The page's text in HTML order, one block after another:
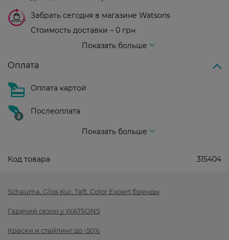
Забрать сегодня в магазине Watsons
Стоимость доставки – 0 грн
Показать больше
Оплата
Оплата картой
Послеоплата
Показать больше
Код товара 315404
Schauma, Gliss Kur, Taft, Color Expert бренды
Гарячий сезон у WATSONS
Краски и стайлинг до -50%